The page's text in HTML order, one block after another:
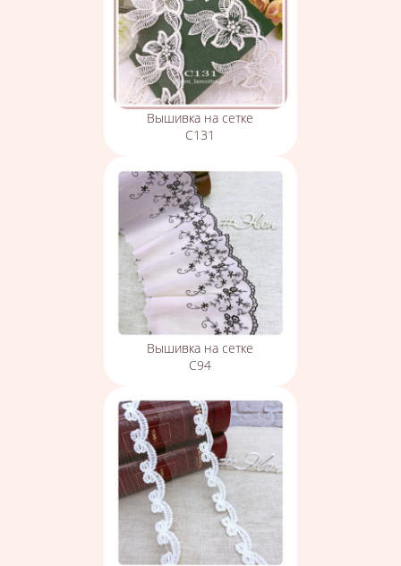
Вышивка на сетке
С131
Вышивка на сетке
С94